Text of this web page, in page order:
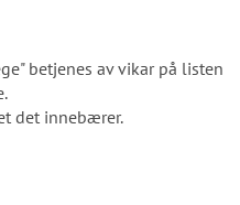
betjenes av vikar på listen
det innebærer.